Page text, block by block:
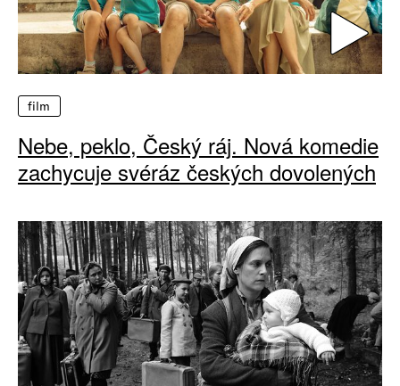
film
Nebe, peklo, Český ráj. Nová komedie
zachycuje svéráz českých dovolených